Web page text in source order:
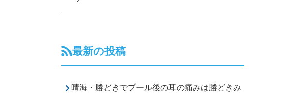
最新の投稿
晴海・勝どきでプール後の耳の痛みは勝どきみ